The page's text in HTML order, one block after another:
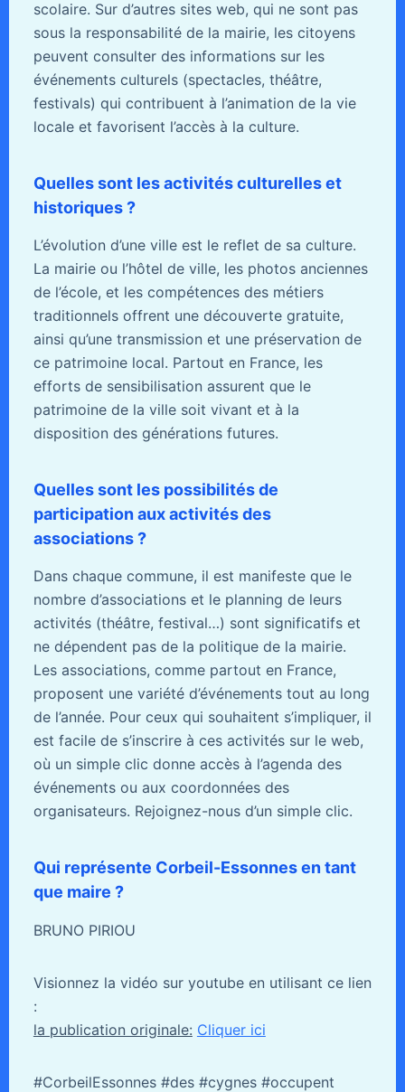
scolaire. Sur d’autres sites web, qui ne sont pas
sous la responsabilité de la mairie, les citoyens
peuvent consulter des informations sur les
événements culturels (spectacles, théâtre,
festivals) qui contribuent à l’animation de la vie
locale et favorisent l’accès à la culture.
Quelles sont les activités culturelles et
historiques ?
L’évolution d’une ville est le reflet de sa culture.
La mairie ou l’hôtel de ville, les photos anciennes
de l’école, et les compétences des métiers
traditionnels offrent une découverte gratuite,
ainsi qu’une transmission et une préservation de
ce patrimoine local. Partout en France, les
efforts de sensibilisation assurent que le
patrimoine de la ville soit vivant et à la
disposition des générations futures.
Quelles sont les possibilités de
participation aux activités des
associations ?
Dans chaque commune, il est manifeste que le
nombre d’associations et le planning de leurs
activités (théâtre, festival…) sont significatifs et
ne dépendent pas de la politique de la mairie.
Les associations, comme partout en France,
proposent une variété d’événements tout au long
de l’année. Pour ceux qui souhaitent s’impliquer, il
est facile de s’inscrire à ces activités sur le web,
où un simple clic donne accès à l’agenda des
événements ou aux coordonnées des
organisateurs. Rejoignez-nous d’un simple clic.
Qui représente Corbeil-Essonnes en tant
que maire ?
BRUNO PIRIOU
Visionnez la vidéo sur youtube en utilisant ce lien
:
la publication originale: Cliquer ici
#CorbeilEssonnes #des #cygnes #occupent